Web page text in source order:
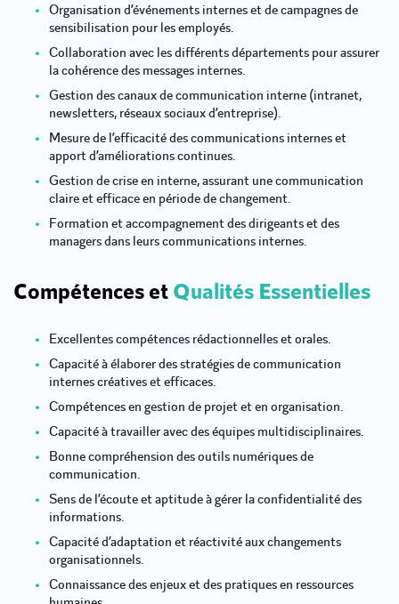
Organisation d’événements internes et de campagnes de
sensibilisation pour les employés.
Collaboration avec les différents départements pour assurer
la cohérence des messages internes.
Gestion des canaux de communication interne (intranet,
newsletters, réseaux sociaux d’entreprise).
Mesure de l’efficacité des communications internes et
apport d’améliorations continues.
Gestion de crise en interne, assurant une communication
claire et efficace en période de changement.
Formation et accompagnement des dirigeants et des
managers dans leurs communications internes.
Compétences et Qualités Essentielles
Excellentes compétences rédactionnelles et orales.
Capacité à élaborer des stratégies de communication
internes créatives et efficaces.
Compétences en gestion de projet et en organisation.
Capacité à travailler avec des équipes multidisciplinaires.
Bonne compréhension des outils numériques de
communication.
Sens de l’écoute et aptitude à gérer la confidentialité des
informations.
Capacité d’adaptation et réactivité aux changements
organisationnels.
Connaissance des enjeux et des pratiques en ressources